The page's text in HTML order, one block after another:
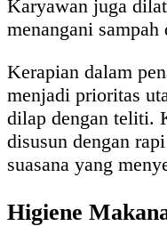
Karyawan juga
menangani sampah
Kerapian dalam
menjadi prioritas
dilap dengan teliti.
disusun dengan
suasana yang
Higiene